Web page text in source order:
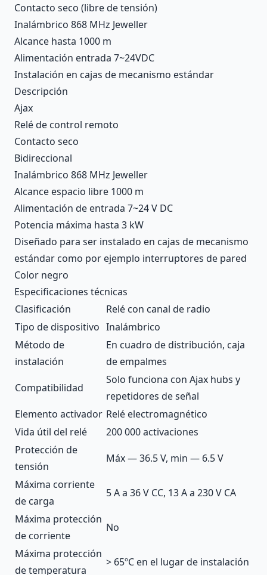
Contacto seco (libre de tensión)
Inalámbrico 868 MHz Jeweller
Alcance hasta 1000 m
Alimentación entrada 7~24VDC
Instalación en cajas de mecanismo estándar
Descripción
Ajax
Relé de control remoto
Contacto seco
Bidireccional
Inalámbrico 868 MHz Jeweller
Alcance espacio libre 1000 m
Alimentación de entrada 7~24 V DC
Potencia máxima hasta 3 kW
Diseñado para ser instalado en cajas de mecanismo
estándar como por ejemplo interruptores de pared
Color negro
Especificaciones técnicas
Clasificación
Relé con canal de radio
Tipo de dispositivo Inalámbrico
Método de
instalación
En cuadro de distribución, caja
de empalmes
Compatibilidad
Solo funciona con Ajax hubs y
repetidores de señal
Elemento activador Relé electromagnético
Vida útil del relé
200 000 activaciones
Protección de
tensión
Máx — 36.5 V, min — 6.5 V
Máxima corriente
de carga
5 A a 36 V CC, 13 A a 230 V CA
Máxima protección
de corriente
No
Máxima protección
de temperatura
> 65ºC en el lugar de instalación